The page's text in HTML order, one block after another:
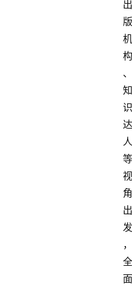
出
版
机
构
、
知
识
达
人
等
视
角
出
发
，
全
面